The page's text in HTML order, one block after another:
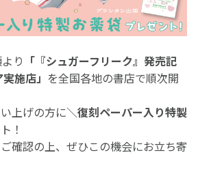
り 「『シュガーフリーク』発売記
施店」 を全国各地の書店で順次開
上げの方に＼復刻ペーパー入り特製
！
確認の上、ぜひこの機会にお立ち寄